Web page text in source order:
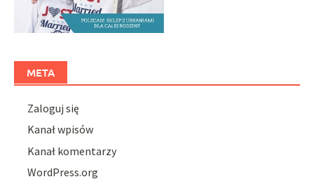
META
Zaloguj się
Kanał wpisów
Kanał komentarzy
WordPress.org